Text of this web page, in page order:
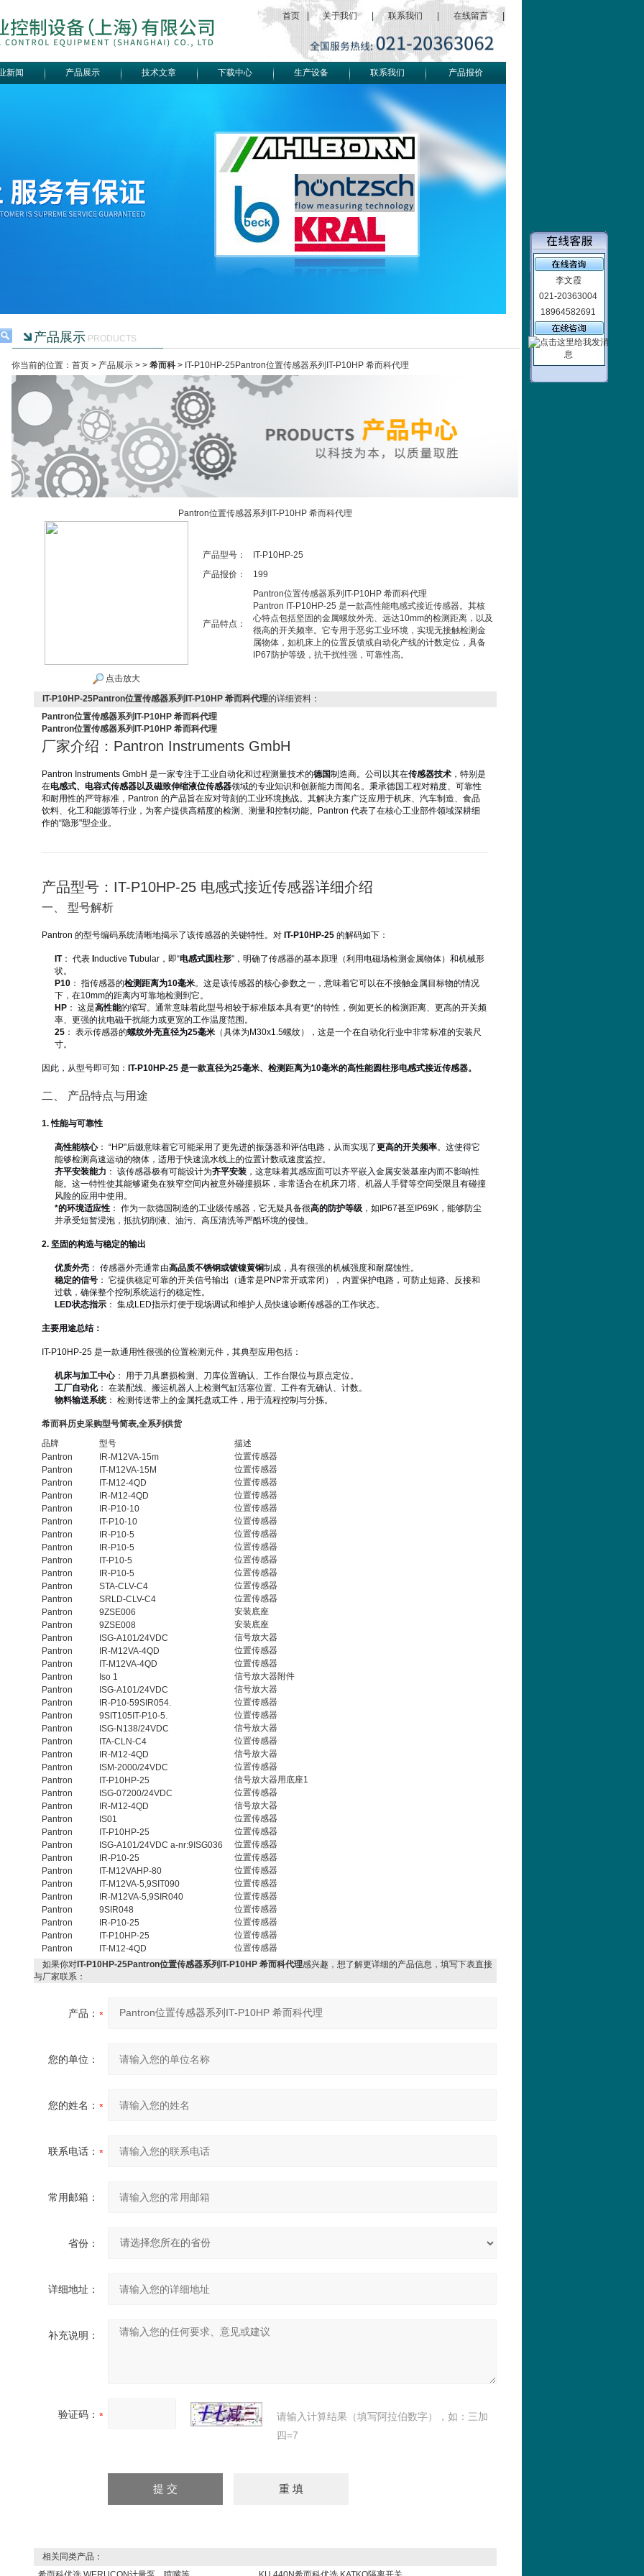
首页 关于我们 联系我们 在线留言
新闻 产品展示 技术文章 下载中心 生产设备 联系我们 产品报价
产品展示PRODUCTS
你当前的位置：首页 > 产品展示> > 希而科> IT-P10HP-25Pantron位置传感器系列IT-P10HP 希而科代理
Pantron位置传感器系列IT-P10HP 希而科代理
点击放大
产品型号：
IT-P10HP-25
产品报价：
199
产品特点：
Pantron位置传感器系列IT-P10HP 希而科代理
Pantron IT-P10HP-25 是一款高性能电感式接近传感器。其核
心特点包括坚固的金属螺纹外壳、远达10mm的检测距离，以及
很高的开关频率。它专用于恶劣工业环境，实现无接触检测金
属物体，如机床上的位置反馈或自动化产线的计数定位，具备
IP67防护等级，抗干扰性强，可靠性高。
IT-P10HP-25Pantron位置传感器系列IT-P10HP 希而科代理的详细资料：
Pantron位置传感器系列IT-P10HP 希而科代理
Pantron位置传感器系列IT-P10HP 希而科代理
厂家介绍：Pantron Instruments GmbH
Pantron Instruments GmbH 是一家专注于工业自动化和过程测量技术的德国制造商。公司以其在传感器技术 ，特别是
在电感式、电容式传感器以及磁致伸缩液位传感器领域的专业知识和创新能力而闻名。秉承德国工程对精度、可靠性
和耐用性的严苛标准，Pantron 的产品旨在应对苛刻的工业环境挑战。其解决方案广泛应用于机床、汽车制造、食品
饮料、化工和能源等行业，为客户提供高精度的检测、测量和控制功能。Pantron 代表了在核心工业部件领域深耕细
作的“隐形"型企业。
产品型号：IT-P10HP-25 电感式接近传感器详细介绍
一、 型号解析
Pantron 的型号编码系统清晰地揭示了该传感器的关键特性。对 IT-P10HP-25 的解码如下：
IT： 代表 nductive Tubular，即“电感式圆柱形"，明确了传感器的基本原理（利用电磁场检测金属物体）和机械形
状。
P10 ： 指传感器的检测距离为10毫米。这是该传感器的核心参数之一，意味着它可以在不接触金属目标物的情况
下，在10mm的距离内可靠地检测到它。
HP ： 这是高性能的缩写。通常意味着此型号相较于标准版本具有更*的特性，例如更长的检测距离、更高的开关频
率、更强的抗电磁干扰能力或更宽的工作温度范围。
25 ： 表示传感器的螺纹外壳直径为25毫米 （具体为M30x1.5螺纹），这是一个在自动化行业中非常标准的安装尺
寸。
因此，从型号即可知： IT-P10HP-25 是一款直径为25毫米、检测距离为10毫米的高性能圆柱形电感式接近传感器。
二、 产品特点与用途
1. 性能与可靠性
高性能核心： “HP"后缀意味着它可能采用了更先进的振荡器和评估电路，从而实现了更高的开关频率。这使得它
能够检测高速运动的物体，适用于快速流水线上的位置计数或速度监控。
齐平安装能力 ： 该传感器极有可能设计为齐平安装 ，这意味着其感应面可以齐平嵌入金属安装基座内而不影响性
能。这一特性使其能够避免在狭窄空间内被意外碰撞损坏，非常适合在机床刀塔、机器人手臂等空间受限且有碰撞
风险的应用中使用。
*的环境适应性 ： 作为一款德国制造的工业级传感器，它无疑具备很高的防护等级 ，如IP67甚至IP69K，能够防尘
并承受短暂浸泡，抵抗切削液、油污、高压清洗等严酷环境的侵蚀。
2. 坚固的构造与稳定的输出
优质外壳 ： 传感器外壳通常由高品质不锈钢或镀镍黄铜制成，具有很强的机械强度和耐腐蚀性。
稳定的信号 ： 它提供稳定可靠的开关信号输出（通常是PNP常开或常闭），内置保护电路，可防止短路、反接和
过载，确保整个控制系统运行的稳定性。
LED状态指示 ： 集成LED指示灯便于现场调试和维护人员快速诊断传感器的工作状态。
主要用途总结：
IT-P10HP-25 是一款通用性很强的位置检测元件，其典型应用包括：
机床与加工中心： 用于刀具磨损检测、刀库位置确认、工作台限位与原点定位。
工厂自动化： 在装配线、搬运机器人上检测气缸活塞位置、工件有无确认、计数。
物料输送系统： 检测传送带上的金属托盘或工件，用于流程控制与分拣。
希而科历史采购型号简表,全系列供货
品牌
型号
描述
Pantron
IR-M12VA-15m
位置传感器
Pantron
IT-M12VA-15M
位置传感器
Pantron
IT-M12-4QD
位置传感器
Pantron
IR-M12-4QD
位置传感器
Pantron
IR-P10-10
位置传感器
Pantron
IT-P10-10
位置传感器
Pantron
IR-P10-5
位置传感器
Pantron
IR-P10-5
位置传感器
Pantron
IT-P10-5
位置传感器
Pantron
IR-P10-5
位置传感器
Pantron
STA-CLV-C4
位置传感器
Pantron
SRLD-CLV-C4
位置传感器
Pantron
9ZSE006
安装底座
Pantron
9ZSE008
安装底座
Pantron
ISG-A101/24VDC
信号放大器
Pantron
IR-M12VA-4QD
位置传感器
Pantron
IT-M12VA-4QD
位置传感器
Pantron
Iso 1
信号放大器附件
Pantron
ISG-A101/24VDC
信号放大器
Pantron
IR-P10-59SIR054.
位置传感器
Pantron
9SIT105IT-P10-5.
位置传感器
Pantron
ISG-N138/24VDC
信号放大器
Pantron
ITA-CLN-C4
位置传感器
Pantron
IR-M12-4QD
信号放大器
Pantron
ISM-2000/24VDC
位置传感器
Pantron
IT-P10HP-25
信号放大器用底座1
Pantron
ISG-07200/24VDC
位置传感器
Pantron
IR-M12-4QD
信号放大器
Pantron
IS01
位置传感器
Pantron
IT-P10HP-25
位置传感器
Pantron
ISG-A101/24VDC a-nr:9ISG036
位置传感器
Pantron
IR-P10-25
位置传感器
Pantron
IT-M12VAHP-80
位置传感器
Pantron
IT-M12VA-5,9SIT090
位置传感器
Pantron
IR-M12VA-5,9SIR040
位置传感器
Pantron
9SIR048
位置传感器
Pantron
IR-P10-25
位置传感器
Pantron
IT-P10HP-25
位置传感器
Pantron
IT-M12-4QD
位置传感器
如果你对IT-P10HP-25Pantron位置传感器系列IT-P10HP 希而科代理感兴趣，想了解更详细的产品信息，填写下表直接
与厂家联系：
产品：
您的单位：
您的姓名：
联系电话：
常用邮箱：
省份：
详细地址：
补充说明：
验证码：
请输入计算结果（填写阿拉伯数字），如：三加
四=7
相关同类产品：
李文霞
021-20363004
18964582691